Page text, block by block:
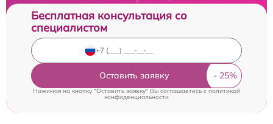
Бесплатная консультация со
специалистом
Оставить заявку
Нажимая на кнопку "Оставить заявку" Вы соглашаетесь cполитикой
конфиденциальности